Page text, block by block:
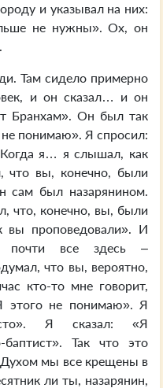
и указывал на них:
не нужны». Ох, он
Там сидело примерно
и он сказал… и он
Бранхам». Он был так
не понимаю». Я спросил:
я… я слышал, как
что вы, конечно, были
сам был назарянином.
что, конечно, вы, были
вы проповедовали». И
почти все здесь –
что вы, вероятно,
кто-то мне говорит,
этого не понимаю». Я
Я сказал: «Я
баптист». Так что это
мы все крещены в
ли ты, назарянин,